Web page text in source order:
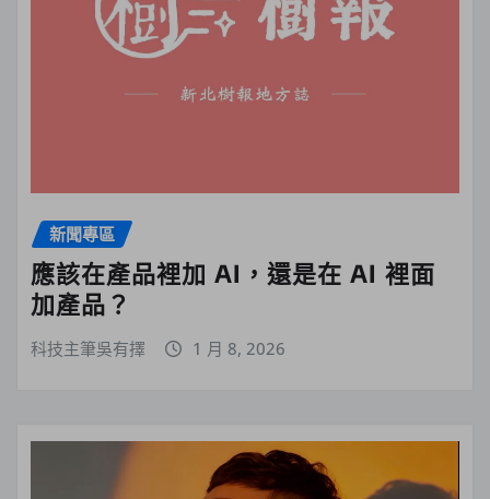
新聞專區
應該在產品裡加 AI，還是在 AI 裡面
加產品？
科技主筆吳有擇 1 月 8, 2026